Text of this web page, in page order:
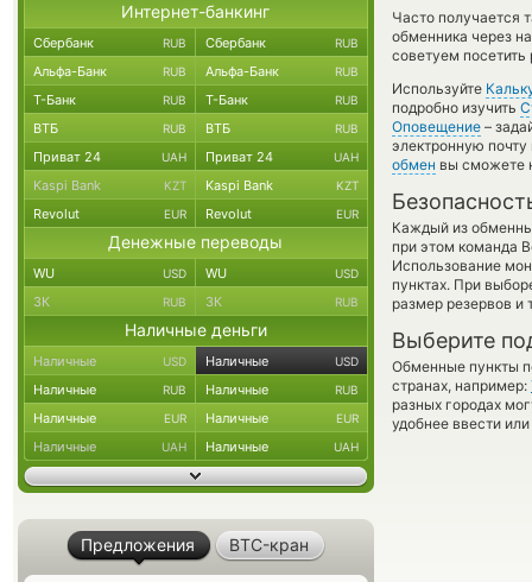
Часто получается
обменника через
советуем посетить
Используйте
подробно изучить
Оповещение –
электронную
обмен вы сможете
Каждый из
при этом команда
Использование
пунктах. При
размер резервов и
Выберите
Обменные пункты
странах, например:
разных городах
удобнее ввести
Интернет-банкинг
Сбербанк RUB Сбербанк RUB
Альфа-Банк RUB Альфа-Банк RUB
Т-Банк RUB Т-Банк RUB
ВТБ RUB ВТБ RUB
Приват 24 UAH Приват 24 UAH
Kaspi Bank KZT Kaspi Bank KZT
Revolut EUR Revolut EUR
Денежные переводы
WU USD WU USD
ЗК RUB ЗК RUB
Наличные деньги
Наличные USD Наличные USD
Наличные RUB Наличные RUB
Наличные EUR Наличные EUR
Наличные UAH Наличные UAH
Предложения BTC-кран